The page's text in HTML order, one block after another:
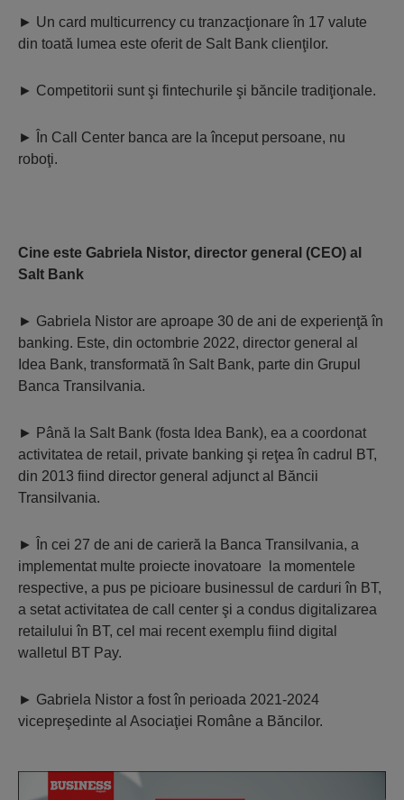
► Un card multicurrency cu tranzacţionare în 17 valute
din toată lumea este oferit de Salt Bank clienţilor.
► Competitorii sunt şi fintechurile şi băncile tradiţionale.
► În Call Center banca are la început persoane, nu
roboţi.
Cine este Gabriela Nistor, director general (CEO) al
Salt Bank
► Gabriela Nistor are aproape 30 de ani de experienţă în
banking. Este, din octombrie 2022, director general al
Idea Bank, transformată în Salt Bank, parte din Grupul
Banca Transilvania.
► Până la Salt Bank (fosta Idea Bank), ea a coordonat
activitatea de retail, private banking şi reţea în cadrul BT,
din 2013 fiind director general adjunct al Băncii
Transilvania.
► În cei 27 de ani de carieră la Banca Transilvania, a
implementat multe proiecte inovatoare la momentele
respective, a pus pe picioare businessul de carduri în BT,
a setat activitatea de call center şi a condus digitalizarea
retailului în BT, cel mai recent exemplu fiind digital
walletul BT Pay.
► Gabriela Nistor a fost în perioada 2021-2024
vicepreşedinte al Asociaţiei Române a Băncilor.